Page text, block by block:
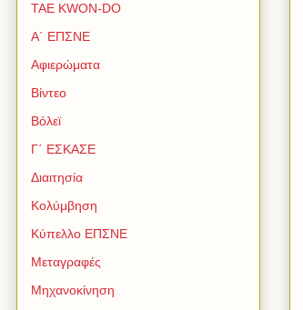
TAE KWON-DO
Α΄ ΕΠΣΝΕ
Αφιερώματα
Βίντεο
Βόλεϊ
Γ΄ ΕΣΚΑΣΕ
Διαιτησία
Κολύμβηση
Κύπελλο ΕΠΣΝΕ
Μεταγραφές
Μηχανοκίνηση